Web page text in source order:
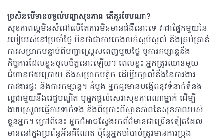
ប្រសិនបើមានចម្ងល់បញ្ហាសុខភាព តើគួរបែបណា?
សុខភាពល្អមិនសំដៅលើតែការមិនមានជំងឺនោះទេ វាជាផ្នែកមួយនៃ
របៀបរស់នៅប្រចាំថ្ងៃ មិនថាជាការគេងលក់ស្កប់ស្កល់ និងគ្រប់គ្រាន់
ការសម្រាកបន្ទាប់ពីបញ្ហាស្រ្តេសពេញមួយថ្ងៃ ឬការកម្សាន្តនឹង
កិច្ចការដែលខ្លួនចូលចិត្តនោះឡើយ។ ពេលខ្លះ អ្នកត្រូវឈានមួយ
ជំហានថយក្រោយ និងសម្រាកបន្តិច ដើម្បីរក្សាលំនឹងនៃការងារ
ការងារផ្ទះ និងការកម្សាន្ត។ ដំបូង អ្នកគួរមានបង្កើតនូវទំនាក់ទំនង
ល្អជាមួយនឹងវេជ្ជបណ្ឌិត ឬអ្នកផ្តល់សេវាសុខភាពណាម្នាក់ ដើម្បី
ងាយស្រួលធ្វើការទាក់ទង និងពិគ្រោះពីស្ថានភាពនៃសុខភាពរបស់
ខ្លួនអ្នក។ ក្រៅពីនេះ អ្នកក៏អាចស្វែងរកព័ត៌មានជាច្រើនទៀតដែល
មាននៅក្នុងប្រព័ន្ធអ៊ីនធឺណែត ប៉ុន្តែអ្នកចាំបាច់ត្រូវមានការប្រុង